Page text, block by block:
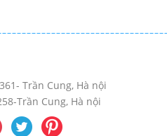
Trần Cung, Hà nội
Trần Cung, Hà nội